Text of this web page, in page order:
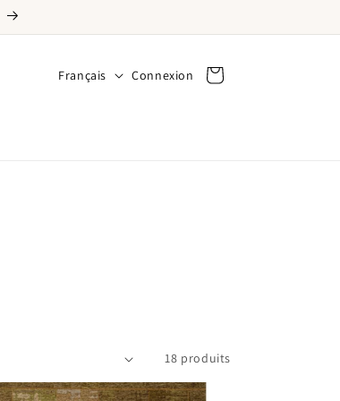
Langue
Français Connexion
Connexion Panier
18 produits